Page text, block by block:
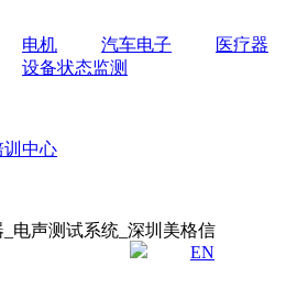
电机 汽车电子
医疗器
设备状态监测
训中心
EN